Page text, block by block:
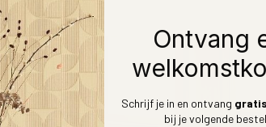
Ontvang
Schrijf je in en ontvang
bij je volgende